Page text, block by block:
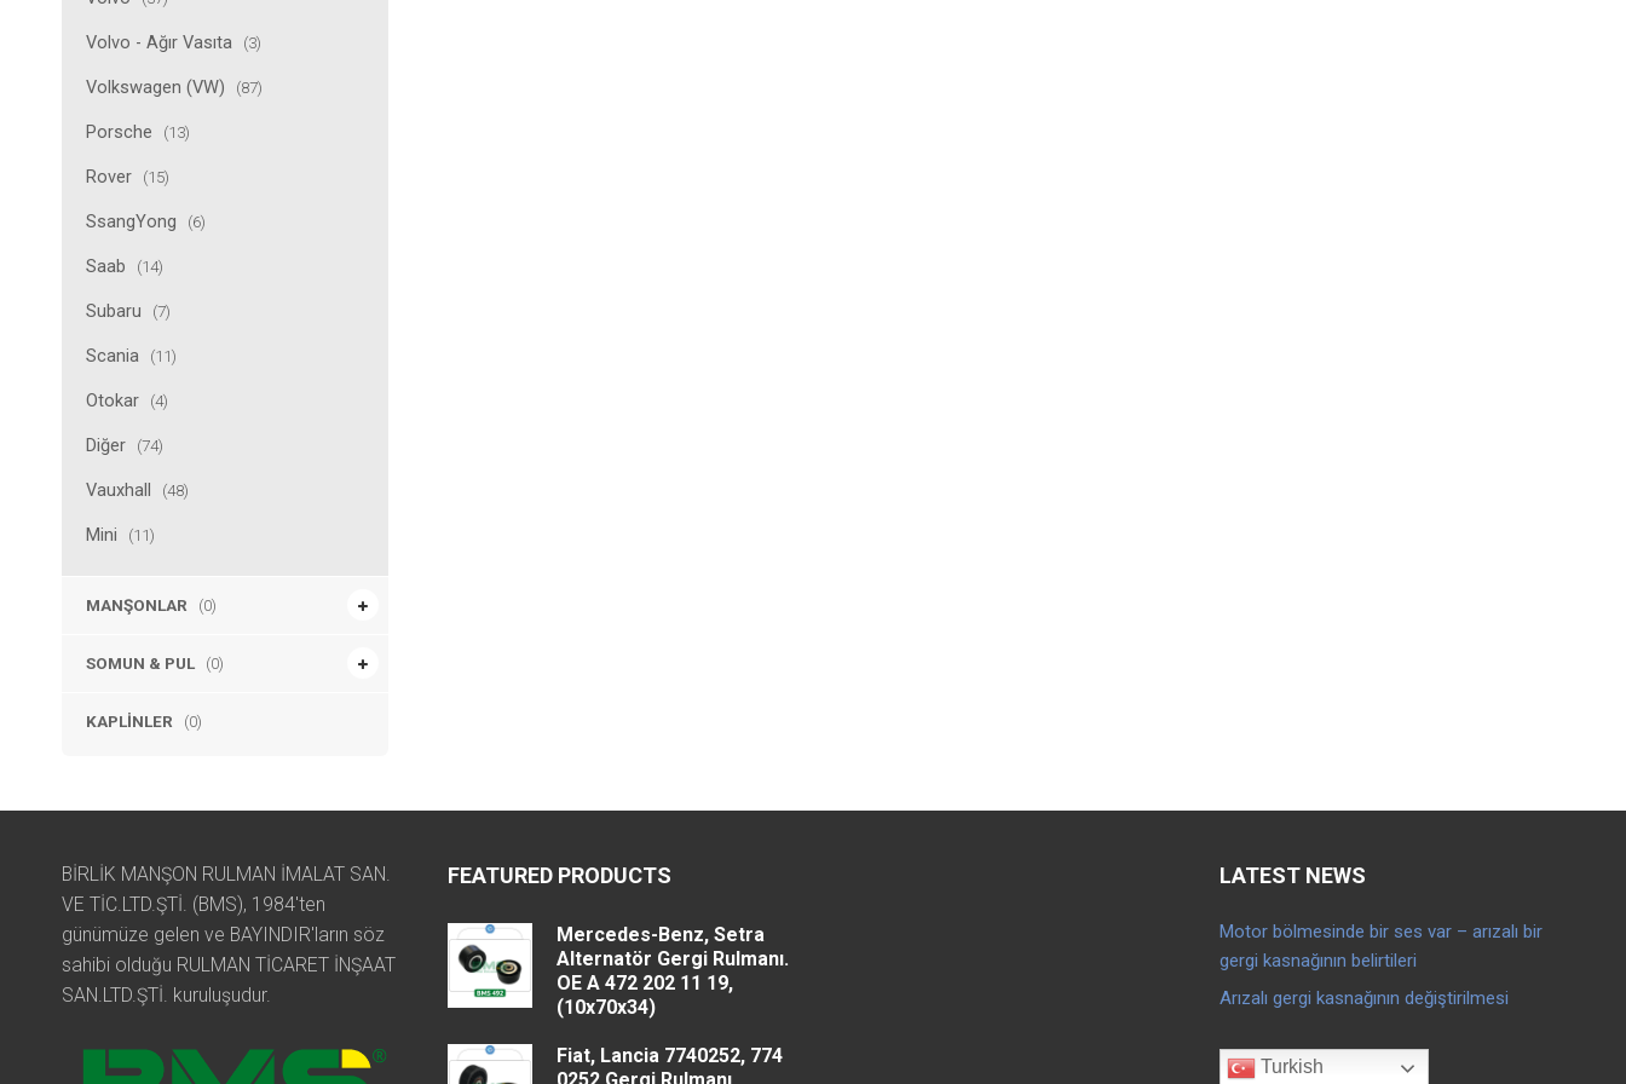
Volvo - Ağır Vasıta (3)
Volkswagen (VW) (87)
Porsche (13)
Rover (15)
SsangYong (6)
Saab (14)
Subaru (7)
Scania (11)
Otokar (4)
Diğer (74)
Vauxhall (48)
Mini (11)
MANŞONLAR (0)
SOMUN & PUL (0)
KAPLINLER (0)
BİRLİK MANŞON RULMAN İMALAT SAN.
VE TİC.LTD.ŞTİ. (BMS), 1984'ten
günümüze gelen ve BAYINDIR'ların söz
sahibi olduğu RULMAN TİCARET İNŞAAT
SAN.LTD.ŞTİ. kuruluşudur.
FEATURED PRODUCTS
Mercedes-Benz, Setra
Alternatör Gergi Rulmanı.
OE A 472 202 11 19,
(10x70x34)
Fiat, Lancia 7740252, 774
LATEST NEWS
Motor bölmesinde bir ses var – arızalı bir
gergi kasnağının belirtileri
Arızalı gergi kasnağının değiştirilmesi
Turkish